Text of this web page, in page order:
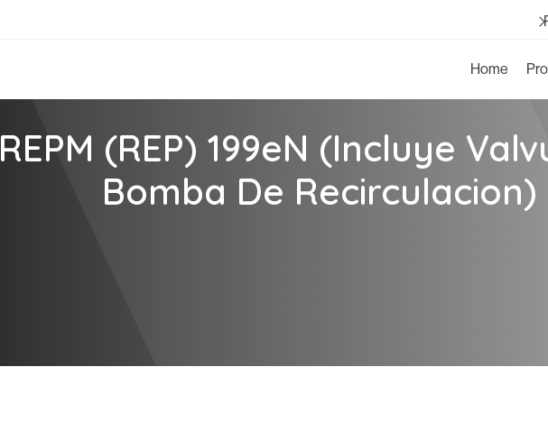
Home
REPM (REP) 199eN (Incluye
Bomba De Recirculacion)